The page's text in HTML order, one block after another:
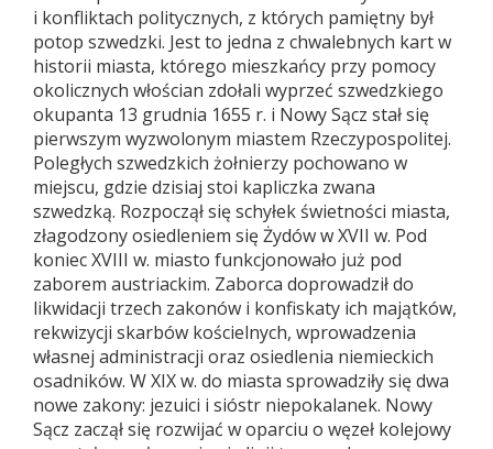
i konfliktach politycznych, z których pamiętny był
potop szwedzki. Jest to jedna z chwalebnych kart w
historii miasta, którego mieszkańcy przy pomocy
okolicznych włościan zdołali wyprzeć szwedzkiego
okupanta 13 grudnia 1655 r. i Nowy Sącz stał się
pierwszym wyzwolonym miastem Rzeczypospolitej.
Poległych szwedzkich żołnierzy pochowano w
miejscu, gdzie dzisiaj stoi kapliczka zwana
szwedzką. Rozpoczął się schyłek świetności miasta,
złagodzony osiedleniem się Żydów w XVII w. Pod
koniec XVIII w. miasto funkcjonowało już pod
zaborem austriackim. Zaborca doprowadził do
likwidacji trzech zakonów i konfiskaty ich majątków,
rekwizycji skarbów kościelnych, wprowadzenia
własnej administracji oraz osiedlenia niemieckich
osadników. W XIX w. do miasta sprowadziły się dwa
nowe zakony: jezuici i sióstr niepokalanek. Nowy
Sącz zaczął się rozwijać w oparciu o węzeł kolejowy